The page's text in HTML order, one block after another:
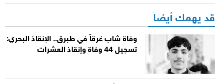
قد يهمك أيضاً
وفاة شاب غرقاً في طبرق.. الإنقاذ البحري:
تسجيل 44 وفاة وإنقاذ العشرات